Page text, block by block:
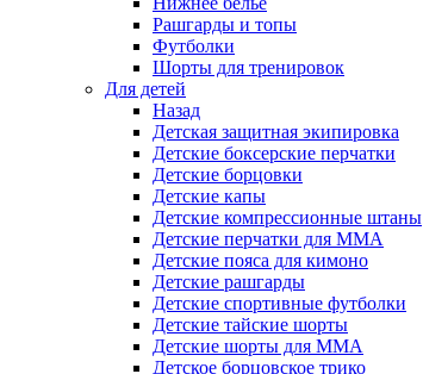
Рашгарды и топы
Футболки
Шорты для тренировок
Для детей
Назад
Детская защитная экипировка
Детские боксерские перчатки
Детские борцовки
Детские капы
Детские компрессионные штаны
Детские перчатки для ММА
Детские пояса для кимоно
Детские рашгарды
Детские спортивные футболки
Детские тайские шорты
Детские шорты для ММА
Детское борцовское трико